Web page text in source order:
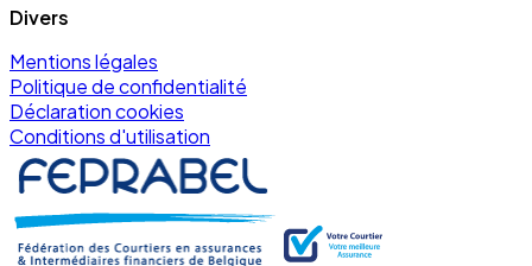
Divers
Mentions légales
Politique de confidentialité
Déclaration cookies
Conditions d'utilisation